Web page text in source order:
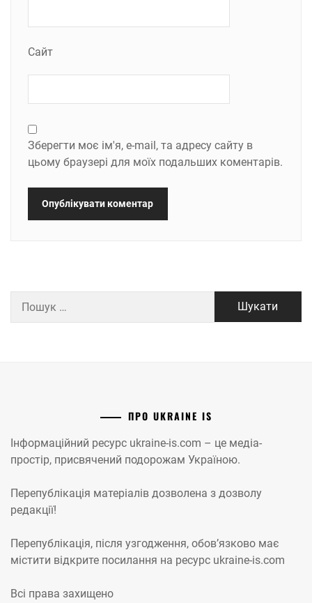
Сайт
Зберегти моє ім'я, e-mail, та адресу сайту в
цьому браузері для моїх подальших коментарів.
ПРО UKRAINE IS
Інформаційний ресурс ukraine-is.com – це медіа-
простір, присвячений подорожам Україною.
Перепублікація матеріалів дозволена з дозволу
редакції!
Перепублікація, після узгодження, обов’язково має
містити відкрите посилання на ресурс ukraine-is.com
Всі права захищено